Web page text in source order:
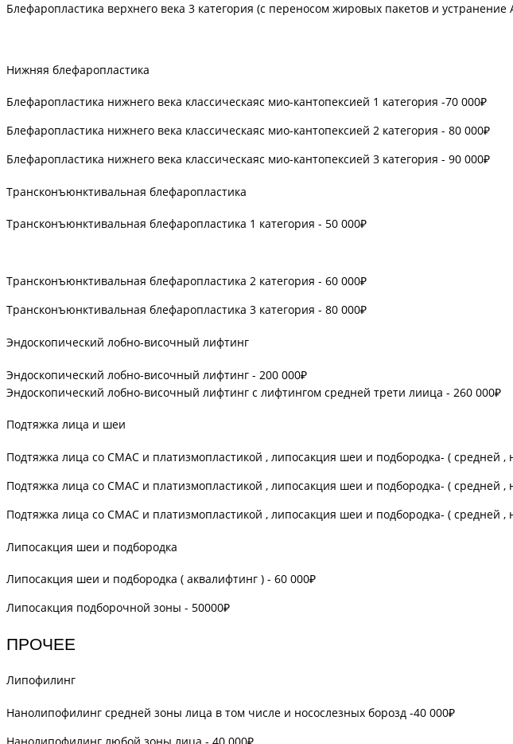
Блефаропластика верхнего века 3 категория (с переносом жировых пакетов и
Нижняя блефаропластика
Блефаропластика нижнего века классическаяс мио-кантопексией 1 категория -70 000₽
Блефаропластика нижнего века классическаяс мио-кантопексией 2 категория - 80 000₽
Блефаропластика нижнего века классическаяс мио-кантопексией 3 категория - 90 000₽
Трансконъюнктивальная блефаропластика
Трансконъюнктивальная блефаропластика 1 категория - 50 000₽
Трансконъюнктивальная блефаропластика 2 категория - 60 000₽
Трансконъюнктивальная блефаропластика 3 категория - 80 000₽
Эндоскопический лобно-височный лифтинг
Эндоскопический лобно-височный лифтинг - 200 000₽
Эндоскопический лобно-височный лифтинг с лифтингом средней трети лиица - 260 000₽
Подтяжка лица и шеи
Подтяжка лица со СМАС и платизмопластикой , липосакция шеи и подбородка- ( средней
Подтяжка лица со СМАС и платизмопластикой , липосакция шеи и подбородка- ( средней
Подтяжка лица со СМАС и платизмопластикой , липосакция шеи и подбородка- ( средней
Липосакция шеи и подбородка
Липосакция шеи и подбородка ( аквалифтинг ) - 60 000₽
Липосакция подборочной зоны - 50000₽
ПРОЧЕЕ
Липофилинг
Нанолипофилинг средней зоны лица в том числе и носослезных борозд -40 000₽